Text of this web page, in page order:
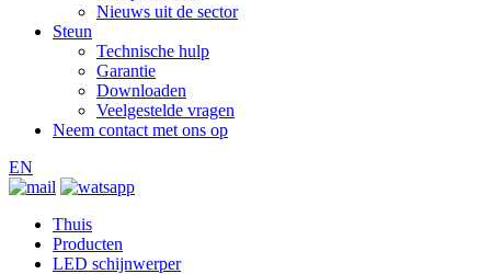
Nieuws uit de sector
Steun
Technische hulp
Garantie
Downloaden
Veelgestelde vragen
Neem contact met ons op
EN
Thuis
Producten
LED schijnwerper